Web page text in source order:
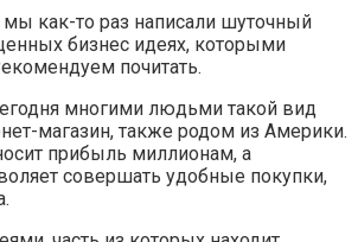
как-то раз написали шуточный
бизнес идеях, которыми
почитать.
многими людьми такой вид
магазин, также родом из Америки.
прибыль миллионам, а
совершать удобные покупки,